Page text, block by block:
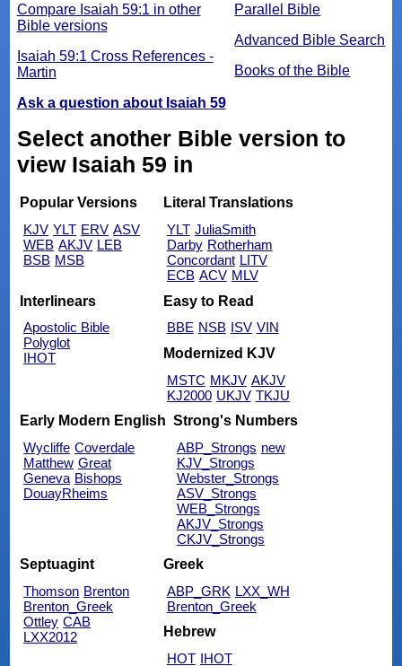
Parallel Bible
Advanced Bible Search
Books of the Bible
Compare Isaiah 59:1 in other
Bible versions
Isaiah 59:1 Cross References -
Martin
Ask a question about Isaiah 59
Select another Bible version to
view Isaiah 59 in
Popular Versions
KJV YLT ERV ASV
WEB AKJV LEB
BSB MSB
Literal Translations
YLT JuliaSmith
Darby Rotherham
Concordant LITV
ECB ACV MLV
Interlinears
Apostolic Bible
Polyglot
IHOT
Easy to Read
BBE NSB ISV VIN
Modernized KJV
MSTC MKJV AKJV
KJ2000 UKJV TKJU
Early Modern English
Wycliffe Coverdale
Matthew Great
Geneva Bishops
DouayRheims
Strong's Numbers
ABP_Strongs new
KJV_Strongs
Webster_Strongs
ASV_Strongs
WEB_Strongs
AKJV_Strongs
CKJV_Strongs
Septuagint
Thomson Brenton
Brenton_Greek
Ottley CAB
LXX2012
Greek
ABP_GRK LXX_WH
Brenton_Greek
Hebrew
HOT IHOT